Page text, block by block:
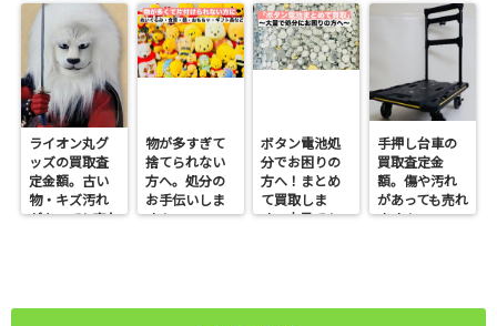
ライオン丸グ
ッズの買取査
定金額。古い
物・キズ汚れ
があっても売れ
物が多すぎて
捨てられない
方へ。処分の
お手伝いしま
す！
ボタン電池処
分でお困りの
方へ！まとめ
て買取しま
す。大量でも
手押し台車の
買取査定金
額。傷や汚れ
があっても売れ
ます！